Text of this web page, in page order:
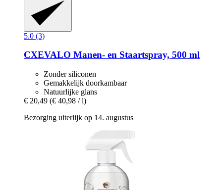
5.0 (3)
CXEVALO Manen-​ en Staartspray, 500 ml
Zonder siliconen
Gemakkelijk doorkambaar
Natuurlijke glans
€ 20,49 (€ 40,98 / l)
Bezorging uiterlijk op 14. augustus